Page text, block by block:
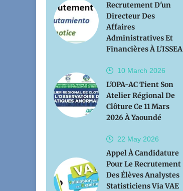
Recrutement D'un
Directeur Des
Affaires
Administratives Et
Financières À L'ISSEA
10 March 2026
L'OPA-AC Tient Son
Atelier Régional De
Clôture Ce 11 Mars
2026 À Yaoundé
22 May 2026
Appel À Candidature
Pour Le Recrutement
Des Élèves Analystes
Statisticiens Via VAE